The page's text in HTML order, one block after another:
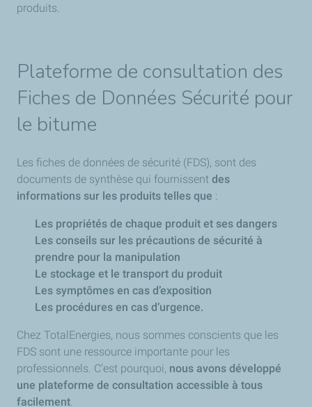
produits.
Plateforme de consultation des
Fiches de Données Sécurité pour
le bitume
Les fiches de données de sécurité (FDS), sont des
documents de synthèse qui fournissent des
informations sur les produits telles que :
Les propriétés de chaque produit et ses dangers
Les conseils sur les précautions de sécurité à
prendre pour la manipulation
Le stockage et le transport du produit
Les symptômes en cas d’exposition
Les procédures en cas d’urgence.
Chez TotalEnergies, nous sommes conscients que les
FDS sont une ressource importante pour les
professionnels. C’est pourquoi, nous avons développé
une plateforme de consultation accessible à tous
facilement.